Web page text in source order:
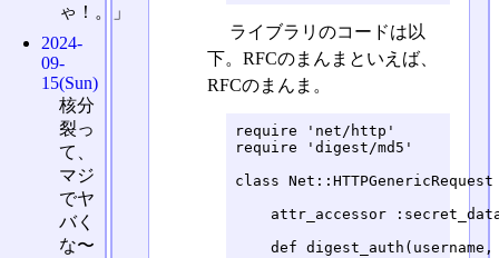
ライブラリのコードは以
下。RFCのまんまといえば、
RFCのまんま。
require 'net/http'
require 'digest/md5'
class Net::HTTPGenericRequest
attr_accessor
def
ゃ！。」
2024-
09-
15(Sun)
核分
裂っ
て、
マジ
でヤ
バく
な〜